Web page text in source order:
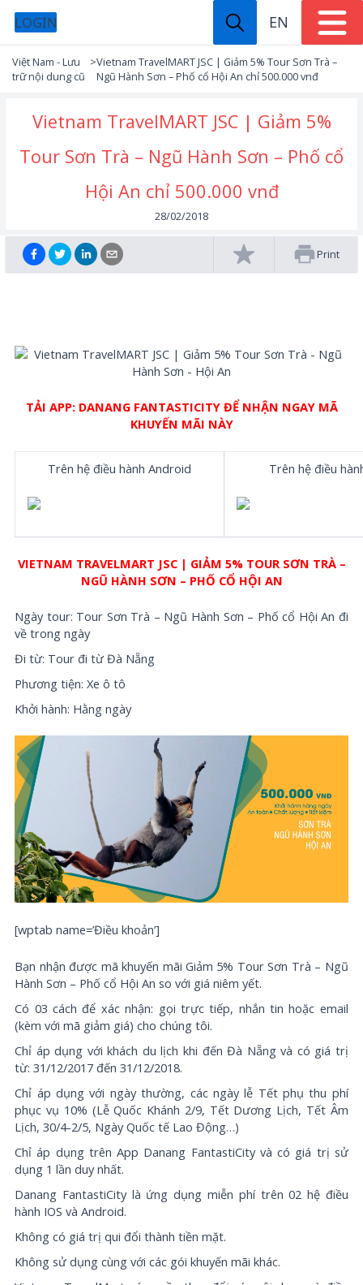
LOGIN EN
Việt Nam - Lưu
trữ nội dung cũ
>Vietnam TravelMART JSC | Giảm 5% Tour Sơn Trà –
Ngũ Hành Sơn – Phố cổ Hội An chỉ 500.000 vnđ
Vietnam TravelMART JSC | Giảm 5%
Tour Sơn Trà – Ngũ Hành Sơn – Phố cổ
Hội An chỉ 500.000 vnđ
28/02/2018
Print
TẢI APP: DANANG FANTASTICITY ĐỂ NHẬN NGAY MÃ
KHUYẾN MÃI NÀY
Trên hệ điều hành Android Trên hệ điều
VIETNAM TRAVELMART JSC | GIẢM 5% TOUR SƠN TRÀ –
NGŨ HÀNH SƠN – PHỐ CỔ HỘI AN
Ngày tour: Tour Sơn Trà – Ngũ Hành Sơn – Phố cổ Hội An đi
về trong ngày
Đi từ: Tour đi từ Đà Nẵng
Phương tiện: Xe ô tô
Khởi hành: Hằng ngày
[wptab name=’Điều khoản’]
Bạn nhận được mã khuyến mãi Giảm 5% Tour Sơn Trà – Ngũ
Hành Sơn – Phố cổ Hội An so với giá niêm yết.
Có 03 cách để xác nhận: gọi trực tiếp, nhắn tin hoặc email
(kèm với mã giảm giá) cho chúng tôi.
Chỉ áp dụng với khách du lịch khi đến Đà Nẵng và có giá trị
từ: 31/12/2017 đến 31/12/2018.
Chỉ áp dụng với ngày thường, các ngày lễ Tết phụ thu phí
phục vụ 10% (Lễ Quốc Khánh 2/9, Tết Dương Lịch, Tết Âm
Lịch, 30/4-2/5, Ngày Quốc tế Lao Động…)
Chỉ áp dụng trên App Danang FantastiCity và có giá trị sử
dụng 1 lần duy nhất.
Danang FantastiCity là ứng dụng miễn phí trên 02 hệ điều
hành IOS và Android.
Không có giá trị qui đổi thành tiền mặt.
Không sử dụng cùng với các gói khuyến mãi khác.